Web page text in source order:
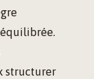
structurer